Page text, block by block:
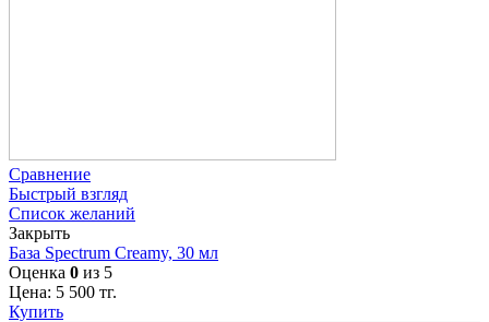
Сравнение
Быстрый взгляд
Список желаний
Закрыть
База Spectrum Creamy, 30 мл
Оценка 0 из 5
Цена: 5 500 тг.
Купить